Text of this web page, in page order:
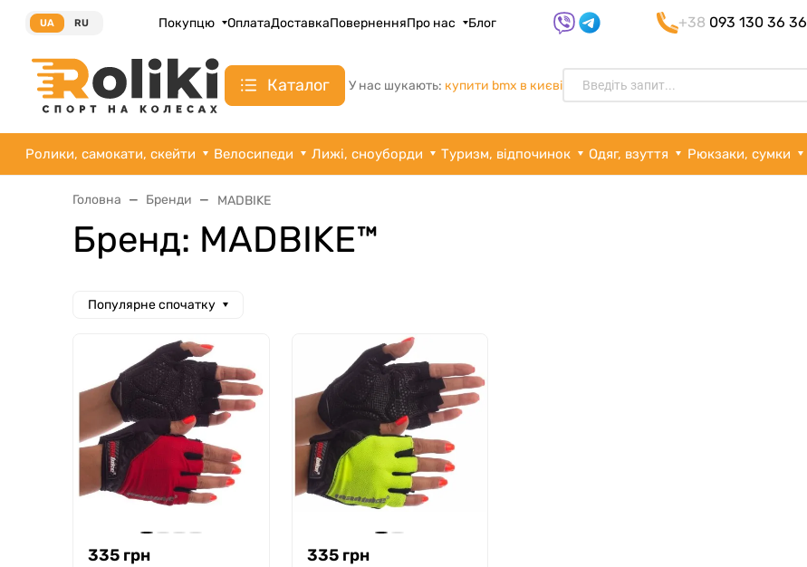
UA RU Покупцю ОплатаДоставкаПоверненняПро нас Блог +38 093 130 36 36
Каталог У нас шукають: купити bmx в києві
Ролики, самокати, скейти Велосипеди Лижі, сноуборди Туризм, відпочинок Одяг, взуття Рюкзаки, сумки
Головна Бренди MADBIKE
Бренд: MADBIKE™
Популярне спочатку
335 грн 335 грн